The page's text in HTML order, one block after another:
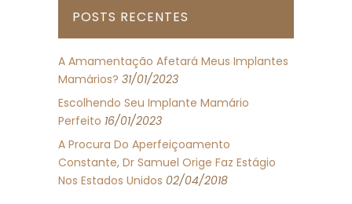
POSTS RECENTES
A Amamentação Afetará Meus Implantes
Mamários? 31/01/2023
Escolhendo Seu Implante Mamário
Perfeito 16/01/2023
A Procura Do Aperfeiçoamento
Constante, Dr Samuel Orige Faz Estágio
Nos Estados Unidos 02/04/2018